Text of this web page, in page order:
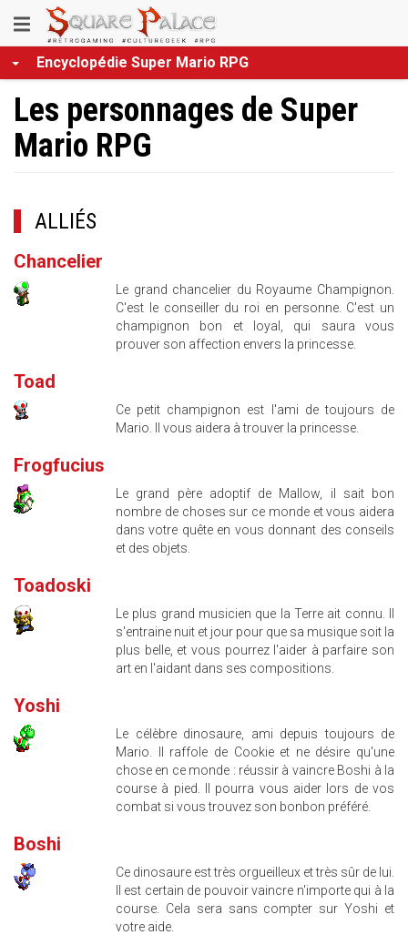
au
contenu
principal
Toggle
navigation
Encyclopédie Super Mario RPG
Les personnages de Super
Mario RPG
ALLIÉS
Chancelier
Le grand chancelier du Royaume Champignon.
C'est le conseiller du roi en personne. C'est un
champignon bon et loyal, qui saura vous
prouver son affection envers la princesse.
Toad
Ce petit champignon est l'ami de toujours de
Mario. Il vous aidera à trouver la princesse.
Frogfucius
Le grand père adoptif de Mallow, il sait bon
nombre de choses sur ce monde et vous aidera
dans votre quête en vous donnant des conseils
et des objets.
Toadoski
Le plus grand musicien que la Terre ait connu. Il
s'entraine nuit et jour pour que sa musique soit la
plus belle, et vous pourrez l'aider à parfaire son
art en l'aidant dans ses compositions.
Yoshi
Le célèbre dinosaure, ami depuis toujours de
Mario. Il raffole de Cookie et ne désire qu'une
chose en ce monde : réussir à vaincre Boshi à la
course à pied. Il pourra vous aider lors de vos
combat si vous trouvez son bonbon préféré.
Boshi
Ce dinosaure est très orgueilleux et très sûr de lui.
Il est certain de pouvoir vaincre n'importe qui à la
course. Cela sera sans compter sur Yoshi et
votre aide.